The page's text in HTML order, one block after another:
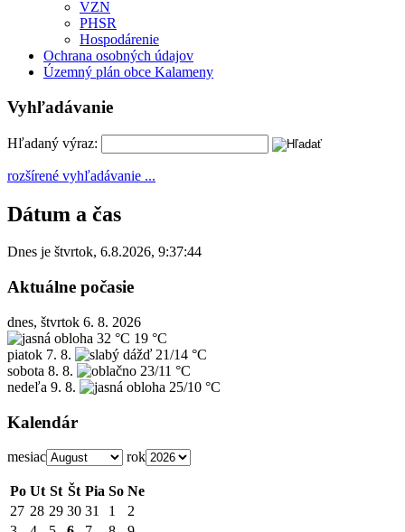
VZN
PHSR
Hospodárenie
Ochrana osobných údajov
Územný plán obce Kalameny
Vyhľadávanie
Hľadaný výraz:
rozšírené vyhľadávanie ...
Dátum a čas
Dnes je štvrtok, 6.8.2026, 9:37:44
Aktuálne počasie
dnes, štvrtok 6. 8. 2026
32 °C 19 °C
piatok 7. 8.
21/14 °C
sobota 8. 8.
23/11 °C
nedeľa 9. 8. 25/10 °C
Kalendár
mesiac rok
Po Ut St Št Pia So Ne
27 28 29 30 31 1
2